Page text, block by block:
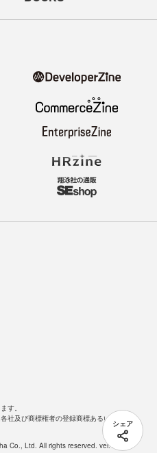
シェア
す。
社及び商標権者の登録商標あるいは商標で
Co., Ltd. All rights reserved. ver.1.5